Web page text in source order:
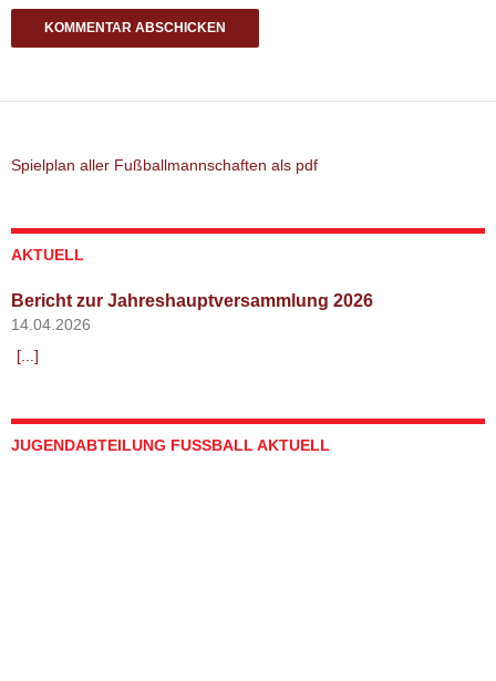
Spielplan aller Fußballmannschaften als pdf
AKTUELL
Bericht zur Jahreshauptversammlung 2026
14.04.2026
[...]
JUGENDABTEILUNG FUSSBALL AKTUELL